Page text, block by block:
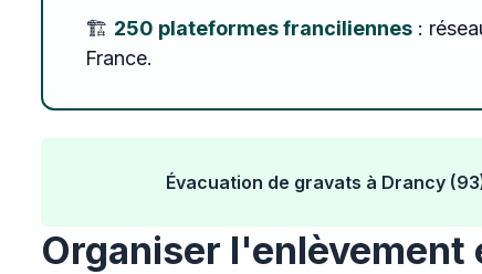
🏗️ 250 plateformes franciliennes :
France.
Évacuation de gravats à Drancy
Organiser l'enlèvement